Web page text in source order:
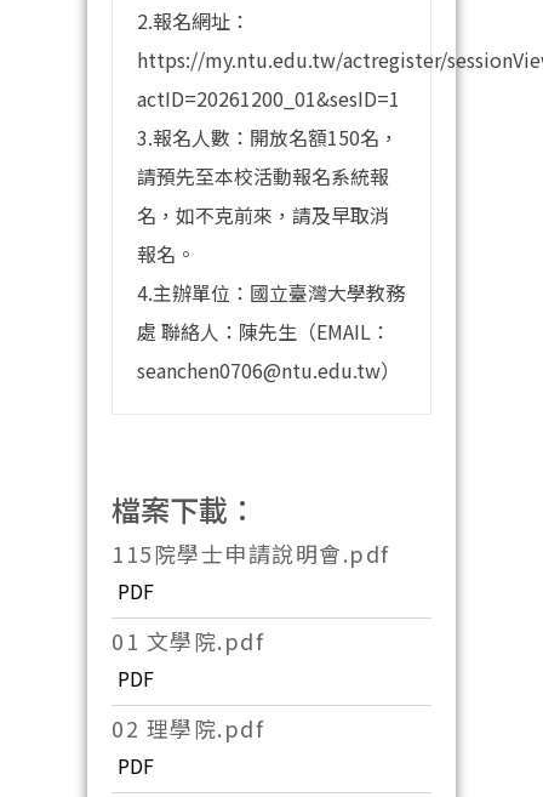
2.報名網址：
https://my.ntu.edu.tw/actregister/
actID=20261200_01&sesID=1
3.報名人數：開放名額150名，
請預先至本校活動報名系統報
名，如不克前來，請及早取消
報名。
4.主辦單位：國立臺灣大學教務
處 聯絡人：陳先生（EMAIL：
seanchen0706@ntu.edu.tw）
檔案下載：
115院學士申請說明會.pdf
PDF
01 文學院.pdf
PDF
02 理學院.pdf
PDF